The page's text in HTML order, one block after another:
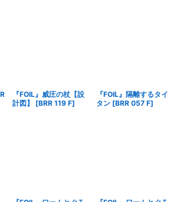
『FOIL』威圧の杖【設
計図】
[BRR 119 F]
『FOIL』隔離するタイ
タン [BRR 057 F]